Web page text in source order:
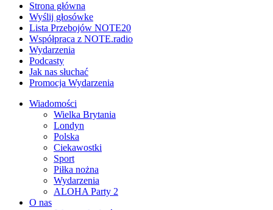
Strona główna
Wyślij głosówke
Lista Przebojów NOTE20
Współpraca z NOTE.radio
Wydarzenia
Podcasty
Jak nas słuchać
Promocja Wydarzenia
Wiadomości
Wielka Brytania
Londyn
Polska
Ciekawostki
Sport
Piłka nożna
Wydarzenia
ALOHA Party 2
O nas